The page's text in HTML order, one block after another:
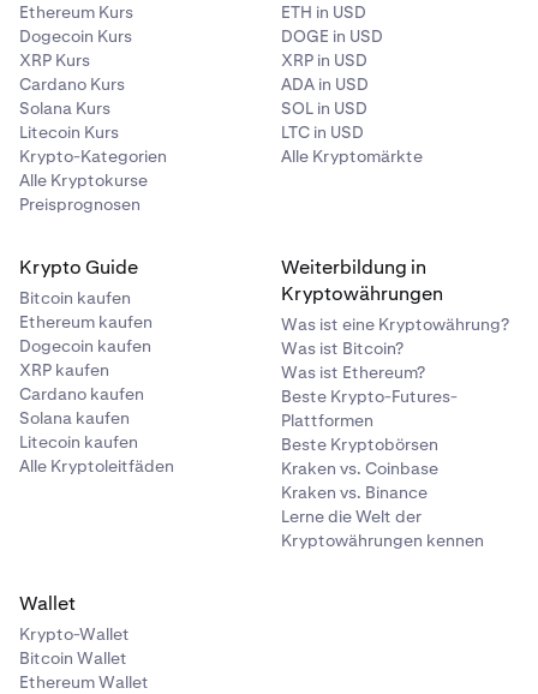
Ethereum Kurs
Dogecoin Kurs
XRP Kurs
Cardano Kurs
Solana Kurs
Litecoin Kurs
Krypto-Kategorien
Alle Kryptokurse
Preisprognosen
ETH in USD
DOGE in USD
XRP in USD
ADA in USD
SOL in USD
LTC in USD
Alle Kryptomärkte
Krypto Guide
Bitcoin kaufen
Ethereum kaufen
Dogecoin kaufen
XRP kaufen
Cardano kaufen
Solana kaufen
Litecoin kaufen
Alle Kryptoleitfäden
Weiterbildung in
Kryptowährungen
Was ist eine Kryptowährung?
Was ist Bitcoin?
Was ist Ethereum?
Beste Krypto-Futures-
Plattformen
Beste Kryptobörsen
Kraken vs. Coinbase
Kraken vs. Binance
Lerne die Welt der
Kryptowährungen kennen
Wallet
Krypto-Wallet
Bitcoin Wallet
Ethereum Wallet